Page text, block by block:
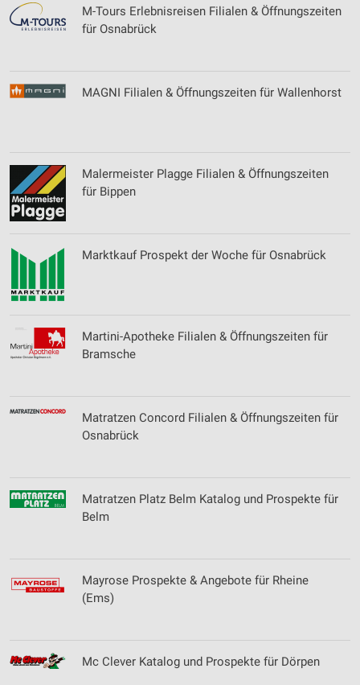
M-Tours Erlebnisreisen Filialen & Öffnungszeiten
für Osnabrück
MAGNI Filialen & Öffnungszeiten für Wallenhorst
Malermeister Plagge Filialen & Öffnungszeiten
für Bippen
Marktkauf Prospekt der Woche für Osnabrück
Martini-Apotheke Filialen & Öffnungszeiten für
Bramsche
Matratzen Concord Filialen & Öffnungszeiten für
Osnabrück
Matratzen Platz Belm Katalog und Prospekte für
Belm
Mayrose Prospekte & Angebote für Rheine
(Ems)
Mc Clever Katalog und Prospekte für Dörpen